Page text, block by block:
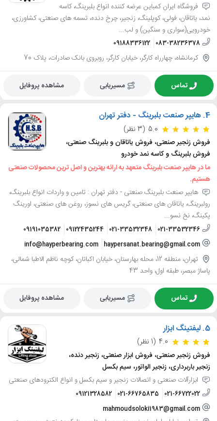
فروشگاه ایران کمباین عرضه کننده انواع بلبرینگ، کاسه
نمد، یاتاقان، فولی، کوپلینگ، زنجیر، چرخ دنده، تسمه های صنعتی، کشاورزی،
خودرویی(سواری و سنگین) و لب...
083-38236378
09188336122
کرمانشاه، چهارراه کارگر، خیابان کارگر، روبروی بانک صادرات، پلاک 70
تماس مسیریابی مشاهده پروفایل
4. هایپر صنعت بلبرینگ - دفتر تهران
5.0 (3 نظر)
فروش زنجیر صنعتی، فروش یاتاقان و بلبرینگ صنعتی،
فروش بلبرینگ و کاسه نمد خودرو
ما در هایپر صنعت بلبرینگ متعهد به ارائه بهترین و اصل ترین محصولات صنعتی
هستیم.
هایپر صنعت بلبرینگ صنعتی - دفتر تهران : تامین و واردات انواع بلبرینگ،
رولبرینگ، یاتاقان های صنعتی، گریس های نسوز، روغن های صنعتی، اورینگ
پکینگ، نخ نسو...
021-33532346
021-33532348
09122435244
09191035382
haypersanat.bearing@gmail.com
info@hayperbearing.com
تهران، منطقه 12، محله بهارستان، خیابان اکباتان، کوچه ناظم الاطبا شمالی،
پاساژ مبصر، طبقه اول، واحد 43
تماس مسیریابی مشاهده پروفایل
5. لیفتینگ ابزار
4.0 (1 نظر)
فروش زنجیر صنعتی، فروش ابزار صنعتی، زنجیر دنده،
زنجیر باربرداری، زنجیر الواتور، سیم بکسل
ابزارآلات صنعتی و اتصالات زنجیر و سیم بکسل و انواع الکترودهای صنعتی
021-66722022
021-66765835
09121328582
mahmoudsoloki1983@gmail.com